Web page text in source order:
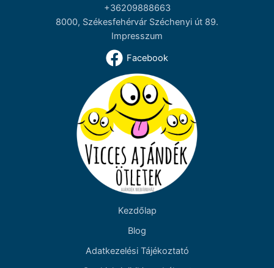
+36209888663
8000, Székesfehérvár Széchenyi út 89.
Impresszum
Facebook
Kezdőlap
Blog
Adatkezelési Tájékoztató